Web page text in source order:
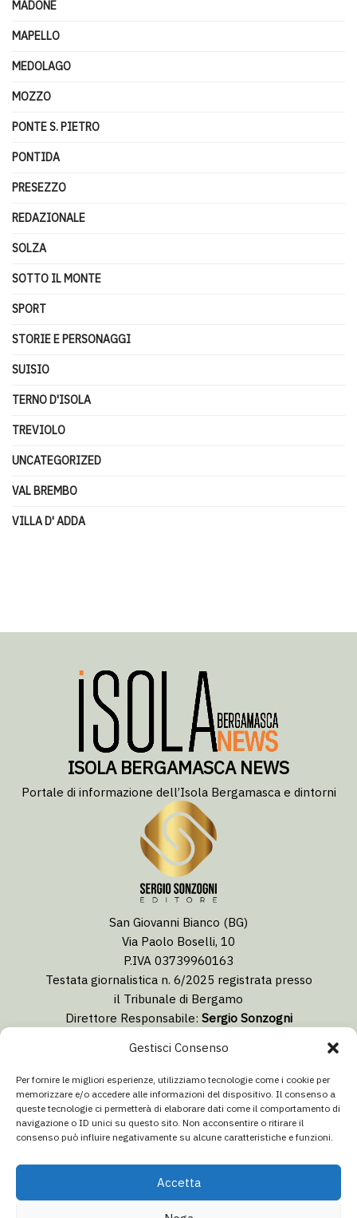
Gestisci Consenso
Per fornire le migliori esperienze, utilizziamo tecnologie come i cookie per
memorizzare e/o accedere alle informazioni del dispositivo. Il consenso a
queste tecnologie ci permetterà di elaborare dati come il comportamento di
navigazione o ID unici su questo sito. Non acconsentire o ritirare il
consenso può influire negativamente su alcune caratteristiche e funzioni.
Accetta
MADONE
MAPELLO
MEDOLAGO
MOZZO
PONTE S. PIETRO
PONTIDA
PRESEZZO
REDAZIONALE
SOLZA
SOTTO IL MONTE
SPORT
STORIE E PERSONAGGI
SUISIO
TERNO D'ISOLA
TREVIOLO
UNCATEGORIZED
VAL BREMBO
VILLA D' ADDA
ISOLA BERGAMASCA NEWS
Portale di informazione dell’Isola Bergamasca e dintorni
San Giovanni Bianco (BG)
Via Paolo Boselli, 10
P.IVA 03739960163
Testata giornalistica n. 6/2025 registrata presso
il Tribunale di Bergamo
Direttore Responsabile: Sergio Sonzogni
redazione@isolabergamascanews.it
info@italiacommunication.com
Telefono: 0345 41834